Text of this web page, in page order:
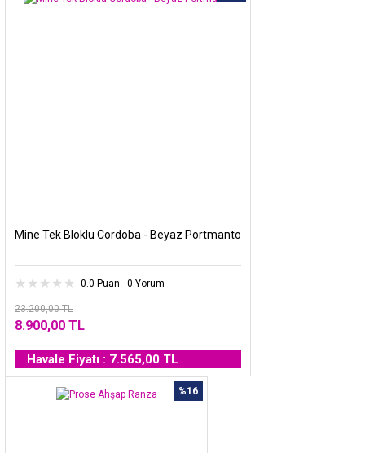
Mine Tek Bloklu Cordoba - Beyaz Portmanto
0.0 Puan - 0 Yorum
23.200,00 TL
8.900,00 TL
Havale Fiyatı : 7.565,00 TL
%16